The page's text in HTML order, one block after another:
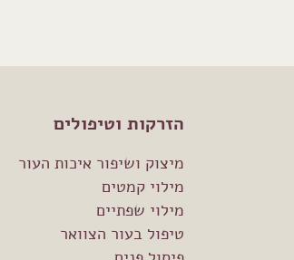
הזרקות וטיפולים
מיצוק ושיפור איכות העור
מילוי קמטים
מילוי שפתיים
טיפול בעור הצוואר